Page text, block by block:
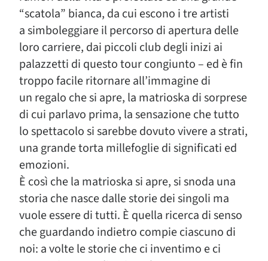
“scatola” bianca, da cui escono i tre artisti
a simboleggiare il percorso di apertura delle
loro carriere, dai piccoli club degli inizi ai
palazzetti di questo tour congiunto – ed è fin
troppo facile ritornare all’immagine di
un regalo che si apre, la matrioska di sorprese
di cui parlavo prima, la sensazione che tutto
lo spettacolo si sarebbe dovuto vivere a strati,
una grande torta millefoglie di significati ed
emozioni.
È così che la matrioska si apre, si snoda una
storia che nasce dalle storie dei singoli ma
vuole essere di tutti. È quella ricerca di senso
che guardando indietro compie ciascuno di
noi: a volte le storie che ci inventimo e ci